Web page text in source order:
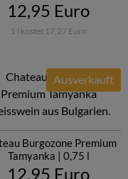
12,95 Euro
1 l kostet 17,27 Euro
Burgozone Premium
Tamyanka | 0,75 l
Ausverkauft
12,95 Euro